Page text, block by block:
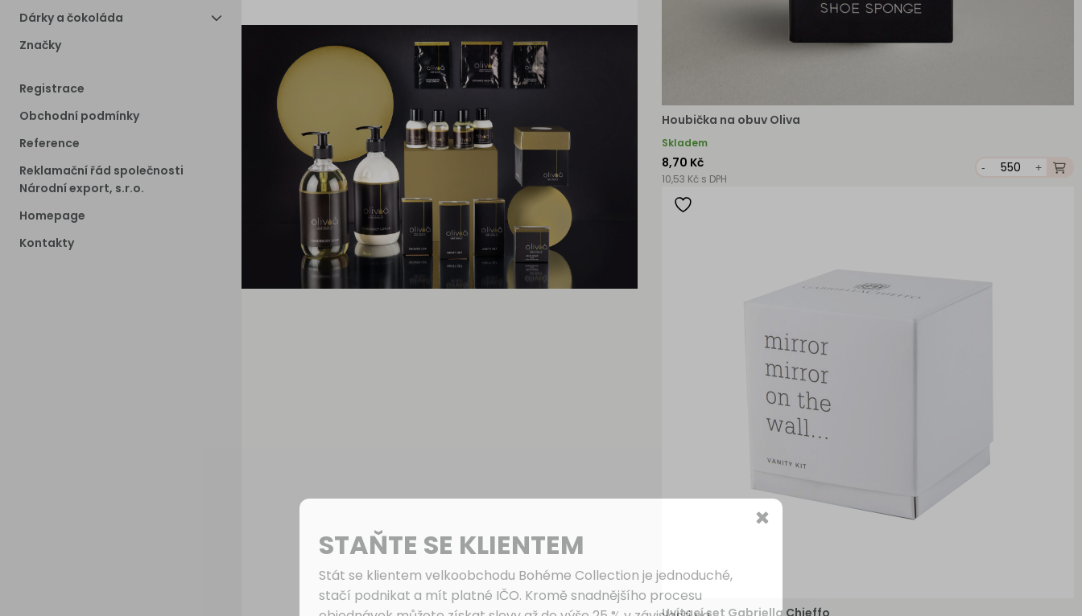
Dárky a čokoláda
Značky
Registrace
Obchodní podmínky
Reference
Reklamační řád společnosti
Národní export, s.r.o.
Homepage
Kontakty
Houbička na obuv Oliva
Skladem
8,70 Kč
10,53 Kč s DPH
- +
Uvítací set Gabriella Chieffo
STAŇTE SE KLIENTEM
Stát se klientem velkoobchodu Bohéme Collection je jednoduché,
stačí podnikat a mít platné IČO. Kromě snadnějšího procesu